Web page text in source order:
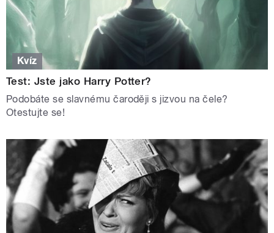
Kvíz
Test: Jste jako Harry Potter?
Podobáte se slavnému čaroději s jizvou na čele?
Otestujte se!